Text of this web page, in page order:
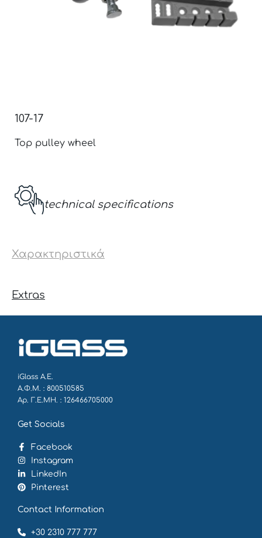
107-17
Top pulley wheel
technical specifications
Χαρακτηριστικά
Extras
iGlass Α.Ε.
Α.Φ.Μ. : 800510585
Αρ. Γ.Ε.ΜΗ. : 126466705000
Get Socials
Facebook
Instagram
LinkedIn
Pinterest
Contact Information
+30 2310 777 777